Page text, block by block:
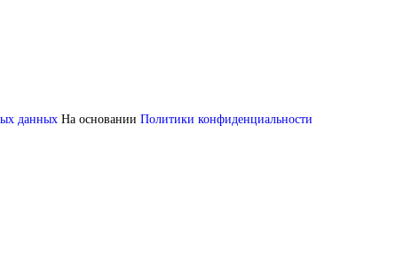
данных На основании Политики конфиденциальности